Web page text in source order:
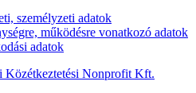
személyzeti adatok
működésre vonatkozó adatok
adatok
Közétkeztetési Nonprofit Kft.